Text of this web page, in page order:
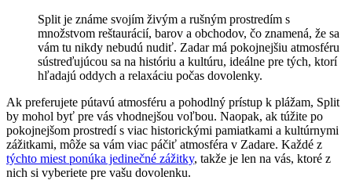
Split je známe svojím živým a rušným prostredím s
množstvom reštaurácií, barov a obchodov, čo znamená, že sa
vám tu nikdy nebudú nudiť. Zadar má pokojnejšiu atmosféru
sústreďujúcou sa na históriu a kultúru, ideálne pre tých, ktorí
hľadajú oddych a relaxáciu počas dovolenky.
Ak preferujete pútavú atmosféru a pohodlný prístup k plážam, Split
by mohol byť pre vás vhodnejšou voľbou. Naopak, ak túžite po
pokojnejšom prostredí s viac historickými pamiatkami a kultúrnymi
zážitkami, môže sa vám viac páčiť atmosféra v Zadare. Každé z
týchto miest ponúka jedinečné zážitky, takže je len na vás, ktoré z
nich si vyberiete pre vašu dovolenku.